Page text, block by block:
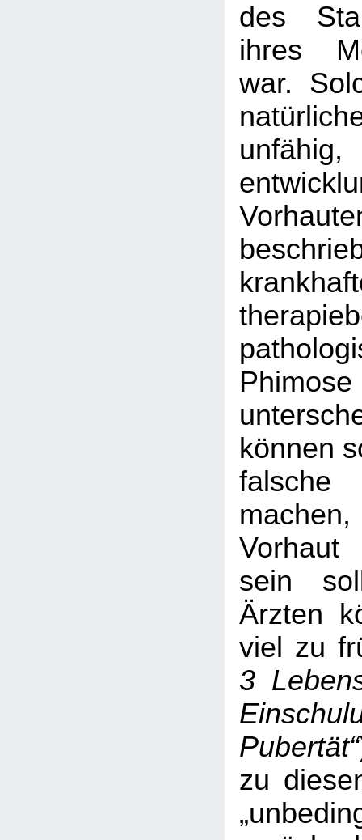
des
ihres
war.
unfähig,
können
Vorhaut
sein
Ärzten
viel zu
3
Pubertät“
zu